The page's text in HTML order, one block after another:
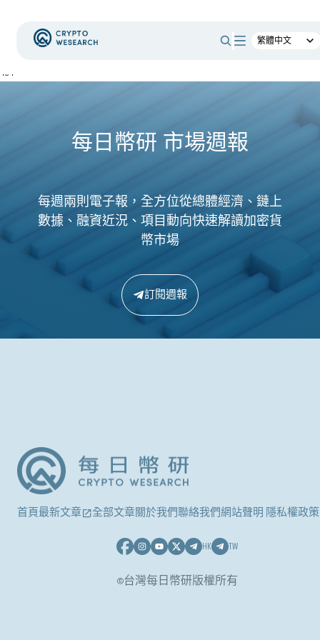
404
每日幣研 市場週報
每週兩則電子報，全方位從總體經濟、鏈上
數據、融資近況、項目動向快速解讀加密貨
幣市場
訂閱週報
首頁最新文章 全部文章關於我們聯絡我們網站聲明 隱私權政策
HK TW
©台灣每日幣研版權所有